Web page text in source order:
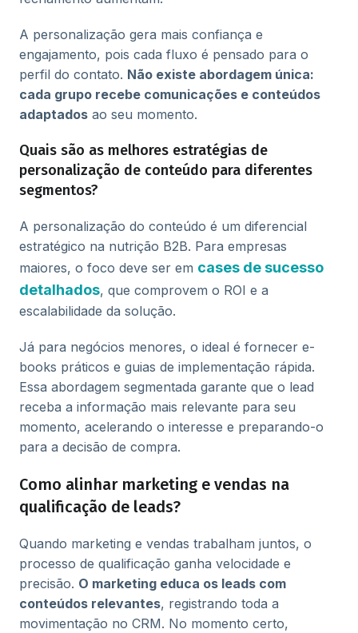
A personalização gera mais confiança e
engajamento, pois cada fluxo é pensado para o
perfil do contato. Não existe abordagem única:
cada grupo recebe comunicações e conteúdos
adaptados ao seu momento.
Quais são as melhores estratégias de
personalização de conteúdo para diferentes
segmentos?
A personalização do conteúdo é um diferencial
estratégico na nutrição B2B. Para empresas
maiores, o foco deve ser em cases de sucesso
detalhados, que comprovem o ROI e a
escalabilidade da solução.
Já para negócios menores, o ideal é fornecer e-
books práticos e guias de implementação rápida.
Essa abordagem segmentada garante que o lead
receba a informação mais relevante para seu
momento, acelerando o interesse e preparando-o
para a decisão de compra.
Como alinhar marketing e vendas na
qualificação de leads?
Quando marketing e vendas trabalham juntos, o
processo de qualificação ganha velocidade e
precisão. O marketing educa os leads com
conteúdos relevantes, registrando toda a
movimentação no CRM. No momento certo,